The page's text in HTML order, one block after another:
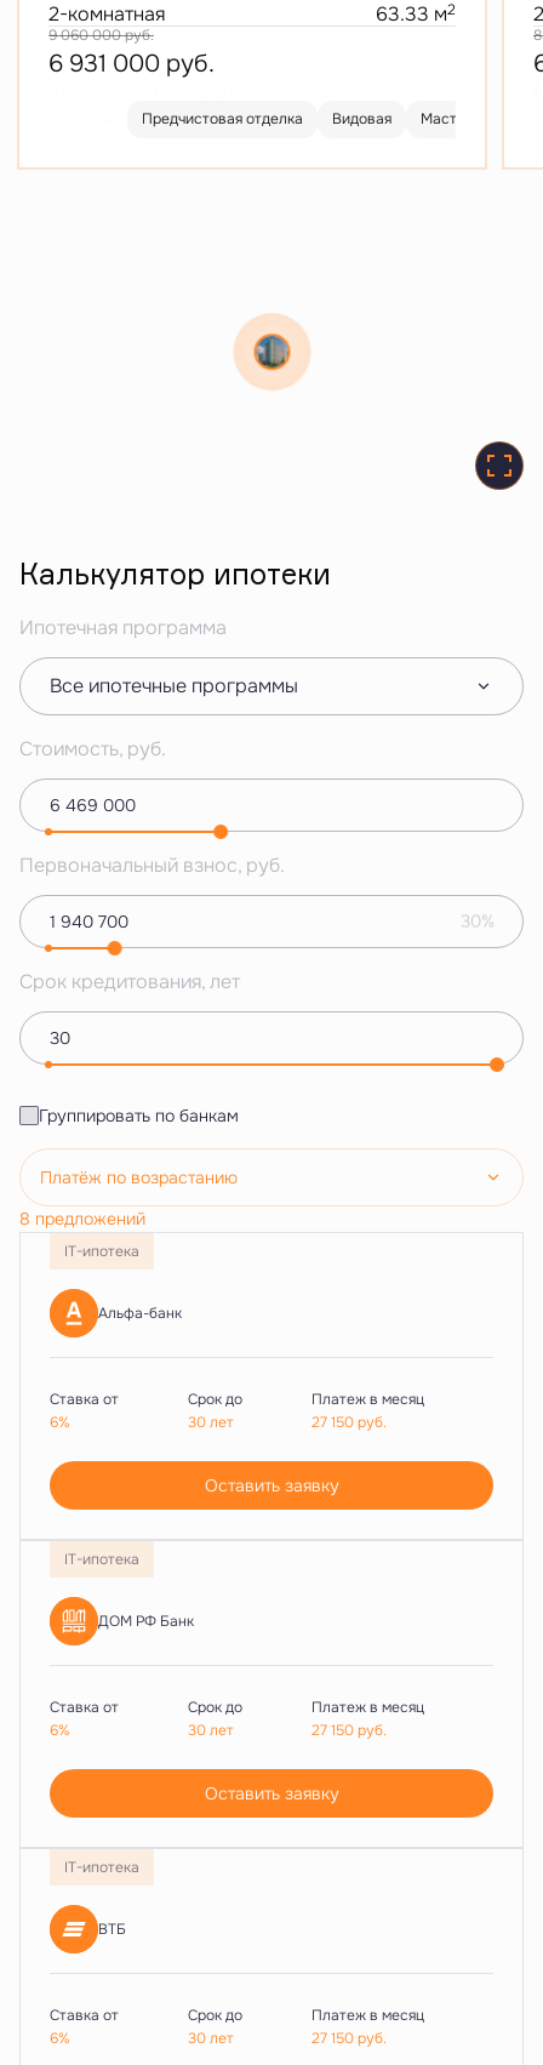
2-комнатная 63.33 м2
9 060 000руб.
6 931 000 руб.
Предчистовая отделка Видовая Мастер-спальня
Калькулятор ипотеки
Ипотечная программа
Все ипотечные программы
Стоимость, руб.
Первоначальный взнос, руб.
30%
Срок кредитования, лет
Группировать по банкам
Платёж по возрастанию
8 предложений
IT-ипотека
Альфа-банк
Ставка от
6%
Срок до
30 лет
Платеж в месяц
27 150руб.
Оставить заявку
IT-ипотека
ДОМ РФ Банк
Ставка от
6%
Срок до
30 лет
Платеж в месяц
27 150руб.
Оставить заявку
IT-ипотека
ВТБ
Ставка от
6%
Срок до
30 лет
Платеж в месяц
27 150руб.